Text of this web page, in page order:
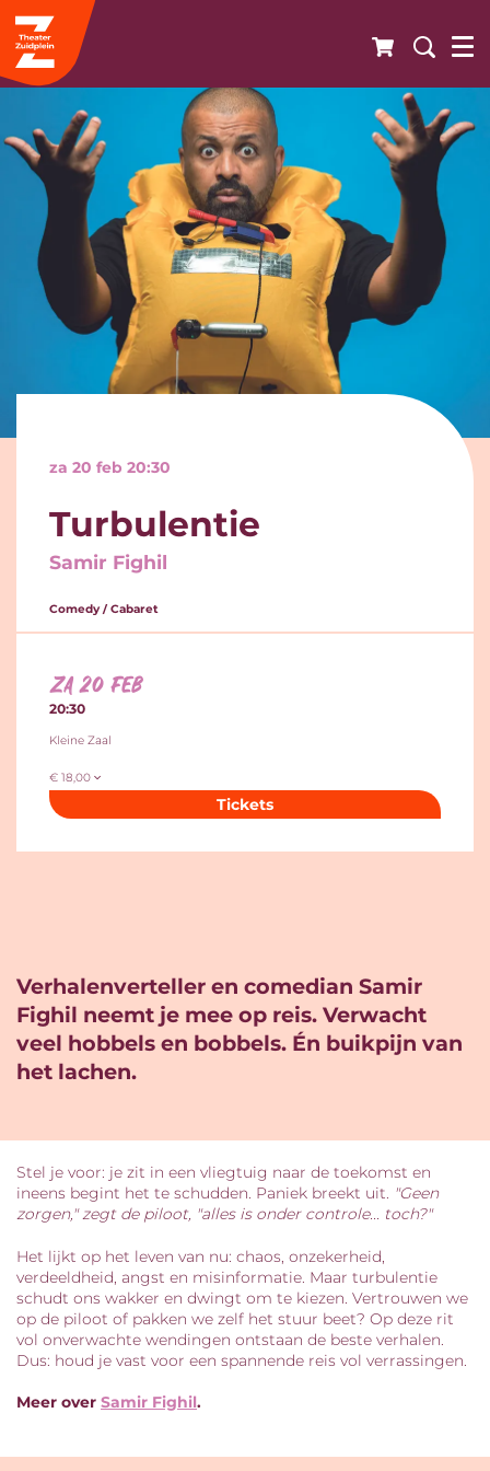
Turbulentie
Samir Fighil
za 20 feb 20:30
Comedy / Cabaret
za 20 feb
20:30
Kleine Zaal
€ 18,00
Tickets
Verhalenverteller en comedian Samir
Fighil neemt je mee op reis. Verwacht
veel hobbels en bobbels. Én buikpijn van
het lachen.
Stel je voor: je zit in een vliegtuig naar de toekomst en
ineens begint het te schudden. Paniek breekt uit. "Geen
zorgen," zegt de piloot, "alles is onder controle... toch?"
Het lijkt op het leven van nu: chaos, onzekerheid,
verdeeldheid, angst en misinformatie. Maar turbulentie
schudt ons wakker en dwingt om te kiezen. Vertrouwen we
op de piloot of pakken we zelf het stuur beet? Op deze rit
vol onverwachte wendingen ontstaan de beste verhalen.
Dus: houd je vast voor een spannende reis vol verrassingen.
Meer over Samir Fighil.